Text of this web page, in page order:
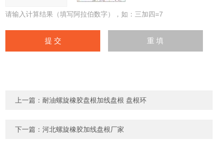
请输入计算结果（填写阿拉伯数字），如：三加四=7
上一篇： 耐油螺旋橡胶盘根加线盘根 盘根环
下一篇：河北螺旋橡胶加线盘根厂家